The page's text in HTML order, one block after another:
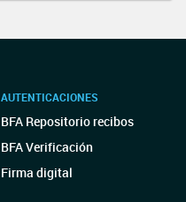
AUTENTICACIONES
BFA Repositorio recibos
BFA Verificación
Firma digital